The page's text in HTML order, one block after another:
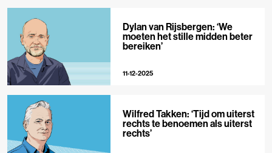
Dylan van Rijsbergen: ‘We
moeten het stille midden beter
bereiken’
11-12-2025
Wilfred Takken: ‘Tijd om uiterst
rechts te benoemen als uiterst
rechts’